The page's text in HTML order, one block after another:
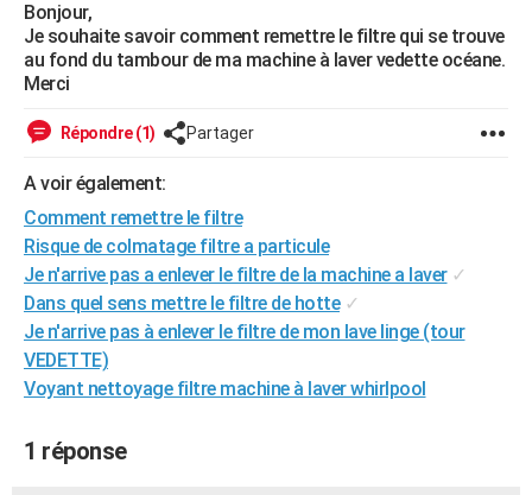
Essais
Réserver un essai
Citadines
Berlines
SUV
Forum auto
+HIGH-TECH
Mobiles
Meilleur smartphone
Internet
Ordinateurs
Jeux vidéo
Guide high-tech
+BRICOLAGE
Forum
Aménagement intérieur
Extérieur
Cuisine
Salle de bains
Jardinage
Rangement
WEEK-END
LIFESTYLE
Art de vivre
Bien-être
Loisirs
Mode
Modes de vie
SANTE
Alimentation
Guide de la santé
Maladies
Médicaments
Sommeil
VOYAGE
Destinations
City break
Voyage nature
Voyage de noces
Forum
Climat
+PHOTO
GUIDES D'ACHAT
CARTE DE VOEUX
Bonjour,
Je souhaite savoir comment remettre le filtre qui se trouve
au fond du tambour de ma machine à laver vedette océane.
Merci
Répondre (1) Partager
A voir également:
Comment remettre le filtre
Risque de colmatage filtre a particule
Je n'arrive pas a enlever le filtre de la machine a laver ✓
Dans quel sens mettre le filtre de hotte ✓
Je n'arrive pas à enlever le filtre de mon lave linge (tour
VEDETTE)
Voyant nettoyage filtre machine à laver whirlpool
1 réponse